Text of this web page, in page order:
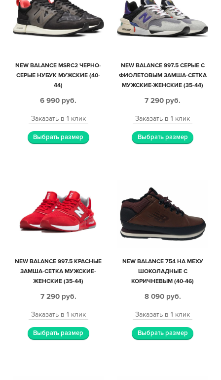
NEW BALANCE MSRC2 ЧЕРНО-
СЕРЫЕ НУБУК МУЖСКИЕ (40-
44)
6 990 руб.
Заказать в 1 клик
Выбрать размер
NEW BALANCE 997.5 СЕРЫЕ С
ФИОЛЕТОВЫМ ЗАМША-СЕТКА
МУЖСКИЕ-ЖЕНСКИЕ (35-44)
7 290 руб.
Заказать в 1 клик
Выбрать размер
NEW BALANCE 997.5 КРАСНЫЕ
ЗАМША-СЕТКА МУЖСКИЕ-
ЖЕНСКИЕ (35-44)
7 290 руб.
Заказать в 1 клик
Выбрать размер
NEW BALANCE 754 НА МЕХУ
ШОКОЛАДНЫЕ С
КОРИЧНЕВЫМ (40-46)
8 090 руб.
Заказать в 1 клик
Выбрать размер